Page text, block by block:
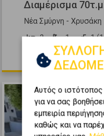
Διαμέρισμα
Νέα Σμύρνη - Χρυσάκη
2
1 1
900 €
Αυτός ο ιστότοπος
για να σας
εμπειρία
καθώς και να